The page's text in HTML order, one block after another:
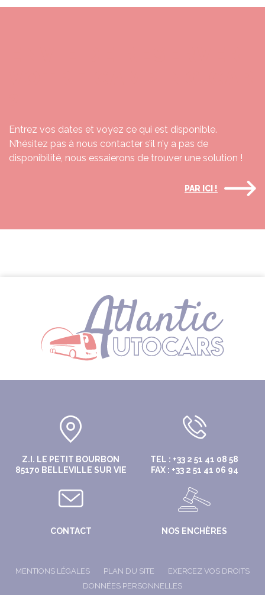
Entrez vos dates et voyez ce qui est disponible.
N’hésitez pas à nous contacter s’il n’y a pas de
disponibilité, nous essaierons de trouver une solution !
PAR ICI !
Z.I. LE PETIT BOURBON
85170 BELLEVILLE SUR VIE
TEL : +33 2 51 41 08 58
FAX : +33 2 51 41 06 94
CONTACT NOS ENCHÈRES
MENTIONS LÉGALES PLAN DU SITE
EXERCEZ VOS DROITS
DONNÉES PERSONNELLES